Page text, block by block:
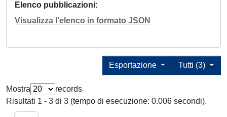
Elenco pubblicazioni
Visualizza l'elenco in formato JSON
Tutti (3)
Esportazione
Mostra
records
Risultati 1 - 3 di 3 (tempo di esecuzione: 0.006 secondi).